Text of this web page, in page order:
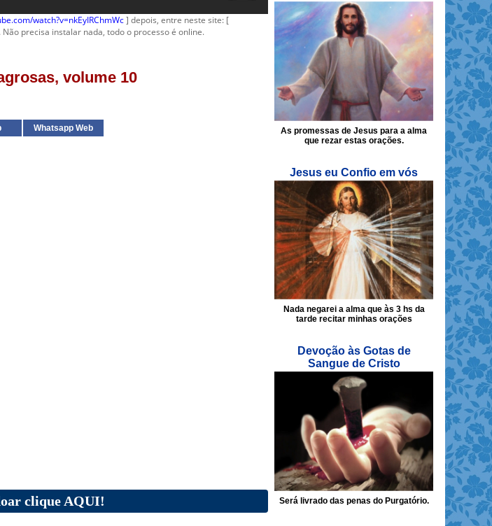
watch?v=nkEyIRChmWc] depois, entre neste site: [
precisa instalar nada, todo o processo é online.
volume 10
Whatsapp Web
clique AQUI!
As promessas de Jesus para a alma
que rezar estas orações.
Jesus eu Confio em vós
Nada negarei a alma que às 3 hs da
tarde recitar minhas orações
Devoção às Gotas de
Sangue de Cristo
Será livrado das penas do Purgatório.